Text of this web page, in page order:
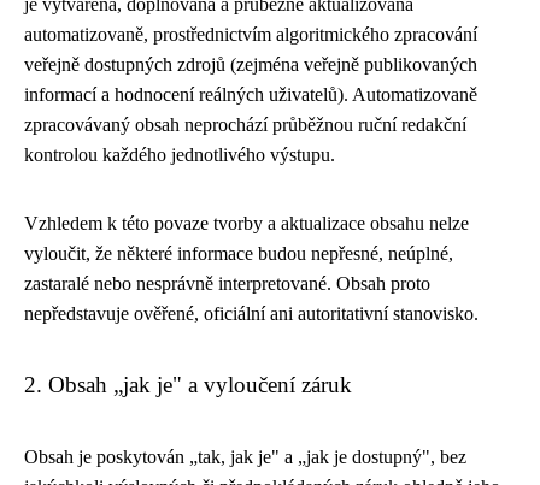
je vytvářena, doplňována a průběžně aktualizována
automatizovaně, prostřednictvím algoritmického zpracování
veřejně dostupných zdrojů (zejména veřejně publikovaných
informací a hodnocení reálných uživatelů). Automatizovaně
zpracovávaný obsah neprochází průběžnou ruční redakční
kontrolou každého jednotlivého výstupu.
Vzhledem k této povaze tvorby a aktualizace obsahu nelze
vyloučit, že některé informace budou nepřesné, neúplné,
zastaralé nebo nesprávně interpretované. Obsah proto
nepředstavuje ověřené, oficiální ani autoritativní stanovisko.
2. Obsah „jak je" a vyloučení záruk
Obsah je poskytován „tak, jak je" a „jak je dostupný", bez